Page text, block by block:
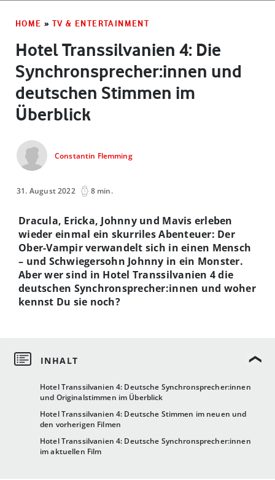
HOME » TV & ENTERTAINMENT
Hotel Transsilvanien 4: Die
Synchronsprecher:innen und
deutschen Stimmen im
Überblick
Constantin Flemming
31. August 2022 8 min.
Hotel Transsilvanien 4: Deutsche Synchronsprecher:innen
und Originalstimmen im Überblick
Hotel Transsilvanien 4: Deutsche Stimmen im neuen und
den vorherigen Filmen
Hotel Transsilvanien 4: Deutsche Synchronsprecher:innen
im aktuellen Film
Dracula, Ericka, Johnny und Mavis erleben
wieder einmal ein skurriles Abenteuer: Der
Ober-Vampir verwandelt sich in einen Mensch
– und Schwiegersohn Johnny in ein Monster.
Aber wer sind in Hotel Transsilvanien 4 die
deutschen Synchronsprecher:innen und woher
kennst Du sie noch?